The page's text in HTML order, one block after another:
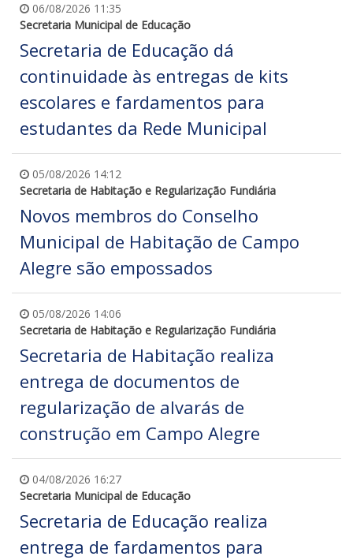
06/08/2026 11:35
Secretaria Municipal de Educação
Secretaria de Educação dá
continuidade às entregas de kits
escolares e fardamentos para
estudantes da Rede Municipal
05/08/2026 14:12
Secretaria de Habitação e Regularização Fundiária
Novos membros do Conselho
Municipal de Habitação de Campo
Alegre são empossados
05/08/2026 14:06
Secretaria de Habitação e Regularização Fundiária
Secretaria de Habitação realiza
entrega de documentos de
regularização de alvarás de
construção em Campo Alegre
04/08/2026 16:27
Secretaria Municipal de Educação
Secretaria de Educação realiza
entrega de fardamentos para